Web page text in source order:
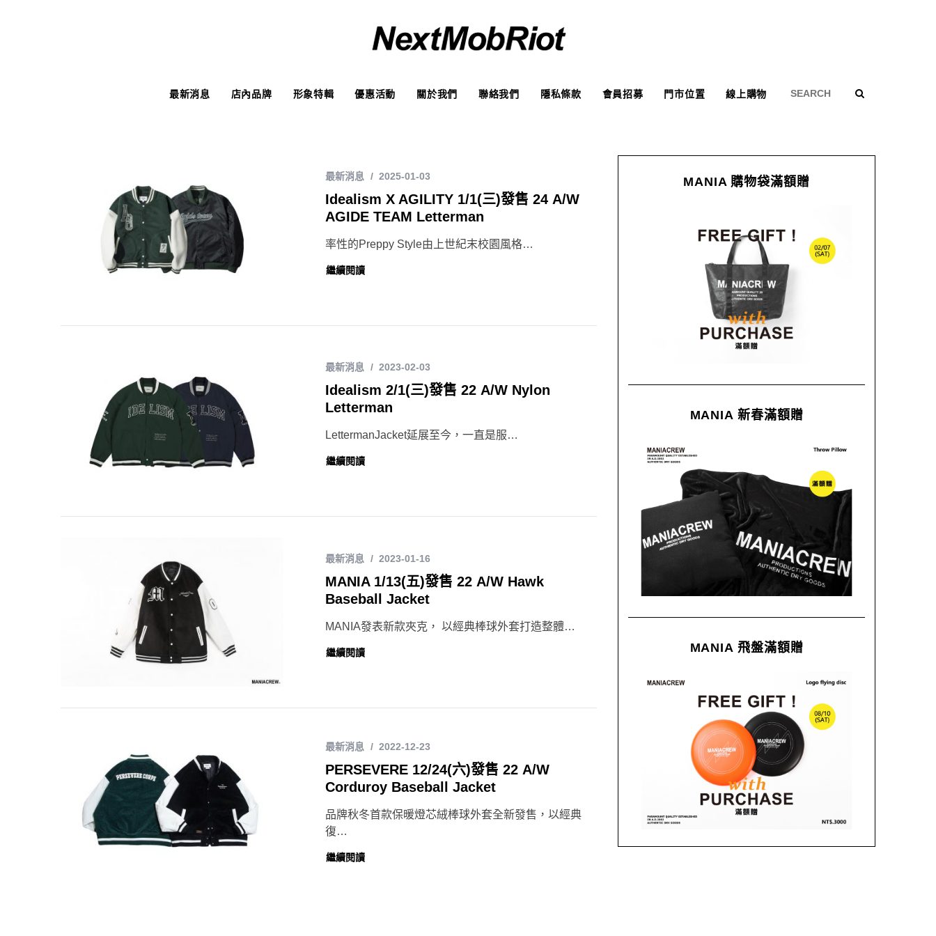
最新消息 店內品牌 形象特輯 優惠活動 關於我們 聯絡我們 隱私條款 會員招募 門市位置 線上購物
最新消息 2025-01-03
Idealism X AGILITY 1/1(三)發售 24 A/W
AGIDE TEAM Letterman
率性的Preppy Style由上世紀末校園風格…
繼續閱讀
最新消息 2023-02-03
Idealism 2/1(三)發售 22 A/W Nylon
Letterman
LettermanJacket延展至今，一直是服…
繼續閱讀
最新消息 2023-01-16
MANIA 1/13(五)發售 22 A/W Hawk
Baseball Jacket
MANIA發表新款夾克， 以經典棒球外套打造整體…
繼續閱讀
最新消息 2022-12-23
PERSEVERE 12/24(六)發售 22 A/W
Corduroy Baseball Jacket
品牌秋冬首款保暖燈芯絨棒球外套全新發售，以經典
復…
繼續閱讀
MANIA 購物袋滿額贈
MANIA 新春滿額贈
MANIA 飛盤滿額贈